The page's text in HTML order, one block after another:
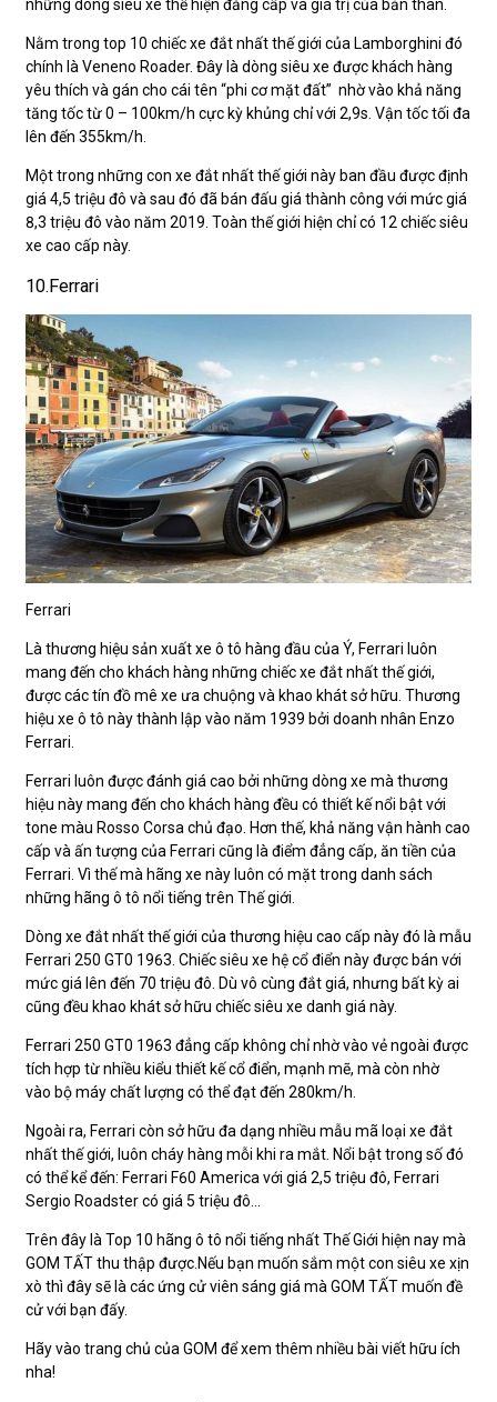
những dòng siêu xe thể hiện đẳng cấp và giá trị của bản thân.
Nằm trong top 10 chiếc xe đắt nhất thế giới của Lamborghini đó
chính là Veneno Roader. Đây là dòng siêu xe được khách hàng
yêu thích và gán cho cái tên “phi cơ mặt đất” nhờ vào khả năng
tăng tốc từ 0 – 100km/h cực kỳ khủng chỉ với 2,9s. Vận tốc tối đa
lên đến 355km/h.
Một trong những con xe đắt nhất thế giới này ban đầu được định
giá 4,5 triệu đô và sau đó đã bán đấu giá thành công với mức giá
8,3 triệu đô vào năm 2019. Toàn thế giới hiện chỉ có 12 chiếc siêu
xe cao cấp này.
10.Ferrari
Ferrari
Là thương hiệu sản xuất xe ô tô hàng đầu của Ý, Ferrari luôn
mang đến cho khách hàng những chiếc xe đắt nhất thế giới,
được các tín đồ mê xe ưa chuộng và khao khát sở hữu. Thương
hiệu xe ô tô này thành lập vào năm 1939 bởi doanh nhân Enzo
Ferrari.
Ferrari luôn được đánh giá cao bởi những dòng xe mà thương
hiệu này mang đến cho khách hàng đều có thiết kế nổi bật với
tone màu Rosso Corsa chủ đạo. Hơn thế, khả năng vận hành cao
cấp và ấn tượng của Ferrari cũng là điểm đẳng cấp, ăn tiền của
Ferrari. Vì thế mà hãng xe này luôn có mặt trong danh sách
những hãng ô tô nổi tiếng trên Thế giới.
Dòng xe đắt nhất thế giới của thương hiệu cao cấp này đó là mẫu
Ferrari 250 GT0 1963. Chiếc siêu xe hệ cổ điển này được bán với
mức giá lên đến 70 triệu đô. Dù vô cùng đắt giá, nhưng bất kỳ ai
cũng đều khao khát sở hữu chiếc siêu xe danh giá này.
Ferrari 250 GT0 1963 đẳng cấp không chỉ nhờ vào vẻ ngoài được
tích hợp từ nhiều kiểu thiết kế cổ điển, mạnh mẽ, mà còn nhờ
vào bộ máy chất lượng có thể đạt đến 280km/h.
Ngoài ra, Ferrari còn sở hữu đa dạng nhiều mẫu mã loại xe đắt
nhất thế giới, luôn cháy hàng mỗi khi ra mắt. Nổi bật trong số đó
có thể kể đến: Ferrari F60 America với giá 2,5 triệu đô, Ferrari
Sergio Roadster có giá 5 triệu đô…
Trên đây là Top 10 hãng ô tô nổi tiếng nhất Thế Giới hiện nay mà
GOM TẤT thu thập được.Nếu bạn muốn sắm một con siêu xe xịn
xò thì đây sẽ là các ứng cử viên sáng giá mà GOM TẤT muốn đề
cử với bạn đấy.
Hãy vào trang chủ của GOM để xem thêm nhiều bài viết hữu ích
nha!